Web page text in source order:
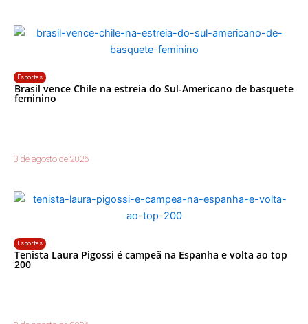
Esportes
Brasil vence Chile na estreia do Sul-Americano de basquete
feminino
3 de agosto de 2026
Esportes
Tenista Laura Pigossi é campeã na Espanha e volta ao top
200